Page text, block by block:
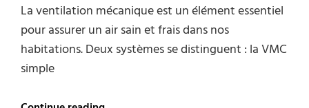
La ventilation mécanique est un élément essentiel
pour assurer un air sain et frais dans nos
habitations. Deux systèmes se distinguent : la VMC
simple
Ventilation